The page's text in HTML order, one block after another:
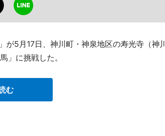
が5月17日、神川町・神泉地区の寿光寺（神川
」に挑戦した。
む